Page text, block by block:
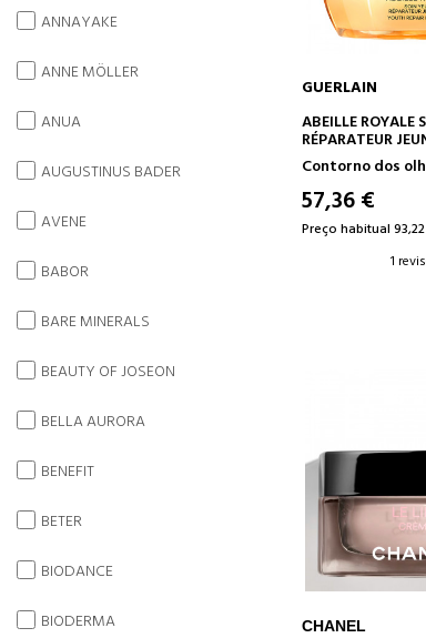
ADICIONAR
GUERLAIN
ABEILLE ROYALE
RÉPARATEUR
TRATAMENTO
Contorno dos
57,36 €
Preço habitual
1
CHANEL
ANNAYAKE
ANNE MÖLLER
ANUA
AUGUSTINUS BADER
AVENE
BABOR
BARE MINERALS
BEAUTY OF JOSEON
BELLA AURORA
BENEFIT
BETER
BIODANCE
BIODERMA